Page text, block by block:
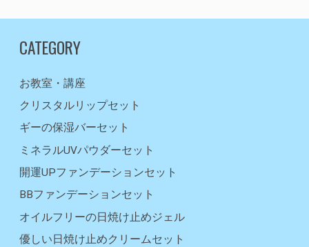
CATEGORY
お教室・講座
クリスタルリップセット
ギーの保湿バーセット
ミネラルUVパウダーセット
開運UPファンデーションセット
BBファンデーションセット
オイルフリーの日焼け止めジェル
優しい日焼け止めクリームセット